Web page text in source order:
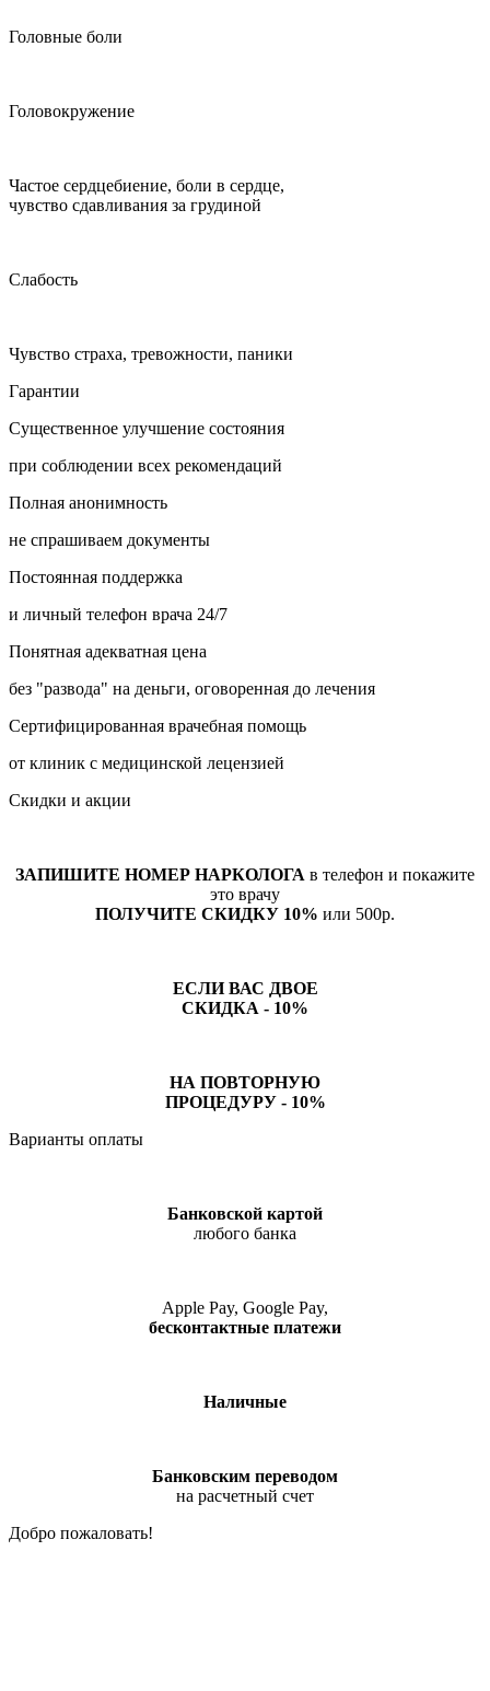
Головные боли
Головокружение
Частое сердцебиение, боли в сердце,
чувство сдавливания за грудиной
Слабость
Чувство страха, тревожности, паники
Гарантии
Существенное улучшение состояния
при соблюдении всех рекомендаций
Полная анонимность
не спрашиваем документы
Постоянная поддержка
и личный телефон врача 24/7
Понятная адекватная цена
без "развода" на деньги, оговоренная до лечения
Сертифицированная врачебная помощь
от клиник с медицинской лецензией
Скидки и акции
ЗАПИШИТЕ НОМЕР НАРКОЛОГА в телефон и покажите
это врачу
ПОЛУЧИТЕ СКИДКУ 10% или 500р.
ЕСЛИ ВАС ДВОЕ
СКИДКА - 10%
НА ПОВТОРНУЮ
ПРОЦЕДУРУ - 10%
Варианты оплаты
Банковской картой
любого банка
Apple Pay, Google Pay,
бесконтактные платежи
Наличные
Банковским переводом
на расчетный счет
Добро пожаловать!